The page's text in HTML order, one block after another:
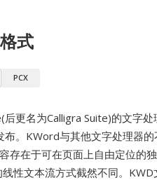
式
PCX
更名为Calligra Suite)的文字处
。KWord与其他文字处理器
存在于可在页面上自由定位的
性文本流方式截然不同。KWD